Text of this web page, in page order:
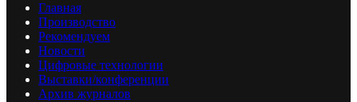
Главная
Производство
Рекомендуем
Новости
Цифровые технологии
Выставки/конференции
Архив журналов